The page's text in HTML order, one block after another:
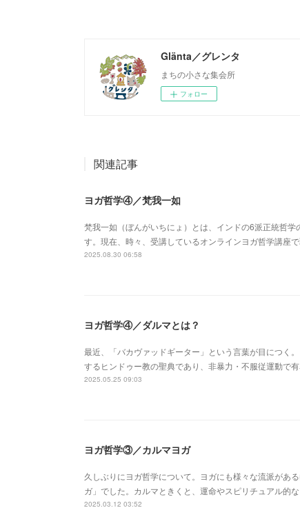
Glänta／グレンタ
まちの小さな集会所
フォロー
関連記事
ヨガ哲学④／梵我一如
梵我一如（ぼんがいちにょ）とは、インドの6派正統哲
す。現在、時々、受講しているオンラインヨガ哲学講座
2025.08.30 06:58
ヨガ哲学④／ダルマとは？
最近、「バカヴァッドギーター」という言葉が目につく
するヒンドゥー教の聖典であり、非暴力・不服従運動で
2025.05.25 09:03
ヨガ哲学③／カルマヨガ
久しぶりにヨガ哲学について。ヨガにも様々な流派があ
ガ」でした。カルマときくと、運命やスピリチュアル的
2025.03.12 03:52